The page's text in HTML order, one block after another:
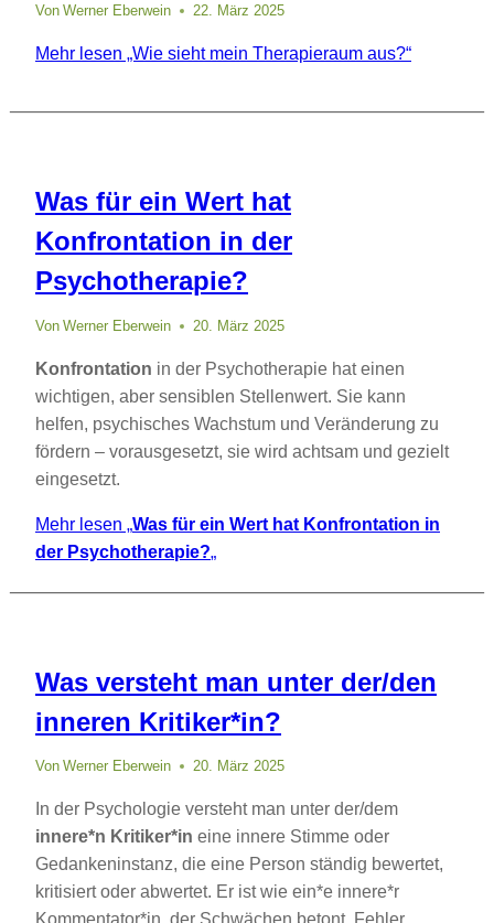
Von Werner Eberwein 22. März 2025
Mehr lesen „Wie sieht mein Therapieraum aus?“
Was für ein Wert hat
Konfrontation in der
Psychotherapie?
Von Werner Eberwein 20. März 2025
Konfrontation in der Psychotherapie hat einen
wichtigen, aber sensiblen Stellenwert. Sie kann
helfen, psychisches Wachstum und Veränderung zu
fördern – vorausgesetzt, sie wird achtsam und gezielt
eingesetzt.
Mehr lesen „Was für ein Wert hat Konfrontation in
der Psychotherapie?„
Was versteht man unter der/den
inneren Kritiker*in?
Von Werner Eberwein 20. März 2025
In der Psychologie versteht man unter der/dem
innere*n Kritiker*in eine innere Stimme oder
Gedankeninstanz, die eine Person ständig bewertet,
kritisiert oder abwertet. Er ist wie ein*e innere*r